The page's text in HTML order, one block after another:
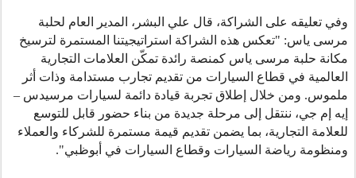
وفي تعليقه على الشراكة، قال علي البشر، المدير العام لحلبة
مرسى ياس: "تعكس هذه الشراكة استراتيجيتنا المستمرة لترسيخ
مكانة حلبة مرسى ياس كمنصة رائدة تمكّن العلامات التجارية
العالمية في قطاع السيارات من تقديم تجارب مستدامة وذات أثر
ملموس. ومن خلال إطلاق تجربة قيادة دائمة لسيارات مرسيدس –
إيه إم جي، ننتقل إلى مرحلة جديدة من بناء حضور قابل للتوسع
للعلامة التجارية، بما يضمن تقديم قيمة مستمرة للشركاء والعملاء
ومنظومة رياضة السيارات وقطاع السيارات في أبوظبي."